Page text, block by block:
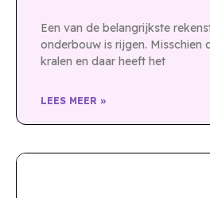
Een van de belangrijkste
onderbouw is rijgen. Misschien
kralen en daar heeft het
LEES MEER »